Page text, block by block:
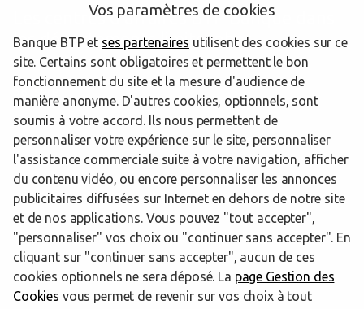
Les centres d’affaires BTP Banque dans
les départements limitrophes
38 Isère
42 Loire
Trouver un centre d’affaires BTP Banque Rhône Corbas
Powered by
www.btp-banque.fr
Vos paramètres de cookies
Banque BTP et ses partenaires utilisent des cookies sur ce
site. Certains sont obligatoires et permettent le bon
fonctionnement du site et la mesure d'audience de
manière anonyme. D'autres cookies, optionnels, sont
soumis à votre accord. Ils nous permettent de
personnaliser votre expérience sur le site, personnaliser
l'assistance commerciale suite à votre navigation, afficher
du contenu vidéo, ou encore personnaliser les annonces
publicitaires diffusées sur Internet en dehors de notre site
et de nos applications. Vous pouvez "tout accepter",
"personnaliser" vos choix ou "continuer sans accepter". En
cliquant sur "continuer sans accepter", aucun de ces
cookies optionnels ne sera déposé. La page Gestion des
Cookies vous permet de revenir sur vos choix à tout